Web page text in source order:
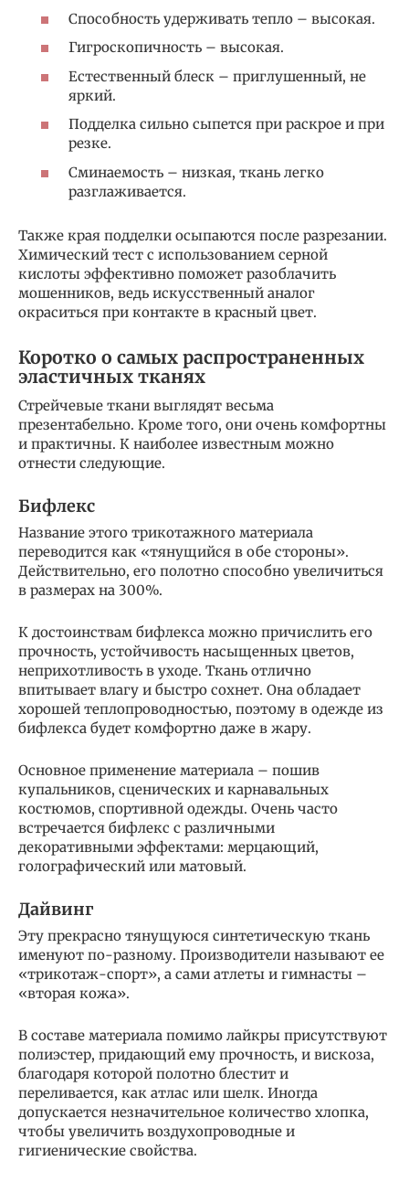
Способность удерживать тепло – высокая.
Гигроскопичность – высокая.
Естественный блеск – приглушенный, не
яркий.
Подделка сильно сыпется при раскрое и при
резке.
Сминаемость – низкая, ткань легко
разглаживается.
Также края подделки осыпаются после разрезании.
Химический тест с использованием серной
кислоты эффективно поможет разоблачить
мошенников, ведь искусственный аналог
окраситься при контакте в красный цвет.
Коротко о самых распространенных
эластичных тканях
Стрейчевые ткани выглядят весьма
презентабельно. Кроме того, они очень комфортны
и практичны. К наиболее известным можно
отнести следующие.
Бифлекс
Название этого трикотажного материала
переводится как «тянущийся в обе стороны».
Действительно, его полотно способно увеличиться
в размерах на 300%.
К достоинствам бифлекса можно причислить его
прочность, устойчивость насыщенных цветов,
неприхотливость в уходе. Ткань отлично
впитывает влагу и быстро сохнет. Она обладает
хорошей теплопроводностью, поэтому в одежде из
бифлекса будет комфортно даже в жару.
Основное применение материала – пошив
купальников, сценических и карнавальных
костюмов, спортивной одежды. Очень часто
встречается бифлекс с различными
декоративными эффектами: мерцающий,
голографический или матовый.
Дайвинг
Эту прекрасно тянущуюся синтетическую ткань
именуют по-разному. Производители называют ее
«трикотаж-спорт», а сами атлеты и гимнасты –
«вторая кожа».
В составе материала помимо лайкры присутствуют
полиэстер, придающий ему прочность, и вискоза,
благодаря которой полотно блестит и
переливается, как атлас или шелк. Иногда
допускается незначительное количество хлопка,
чтобы увеличить воздухопроводные и
гигиенические свойства.